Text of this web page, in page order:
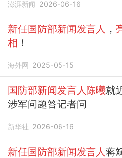
澎湃新闻 2026-06-16
新任国防部新闻发言人 ，
相 ！
海外网 2025-05-15
国防部新闻发言人陈曦就
涉军问题答记者问
新华社 2026-06-16
新任国防部新闻发言人蒋